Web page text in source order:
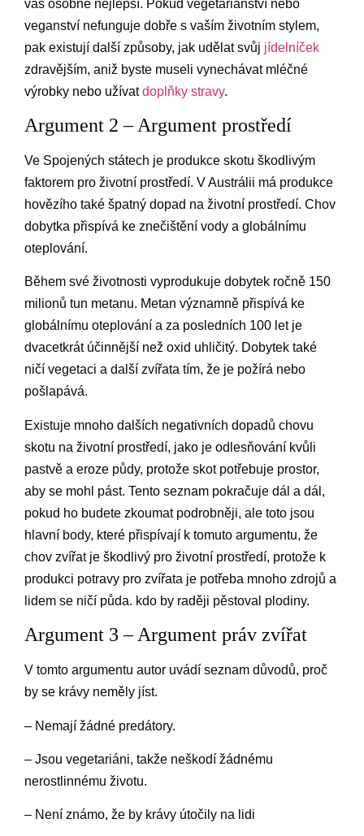
vás osobně nejlepší. Pokud vegetariánství nebo
veganství nefunguje dobře s vaším životním stylem,
pak existují další způsoby, jak udělat svůj jídelníček
zdravějším, aniž byste museli vynechávat mléčné
výrobky nebo užívatdoplňky stravy.
Argument 2 – Argument prostředí
Ve Spojených státech je produkce skotu škodlivým
faktorem pro životní prostředí. V Austrálii má produkce
hovězího také špatný dopad na životní prostředí. Chov
dobytka přispívá ke znečištění vody a globálnímu
oteplování.
Během své životnosti vyprodukuje dobytek ročně 150
milionů tun metanu. Metan významně přispívá ke
globálnímu oteplování a za posledních 100 let je
dvacetkrát účinnější než oxid uhličitý. Dobytek také
ničí vegetaci a další zvířata tím, že je požírá nebo
pošlapává.
Existuje mnoho dalších negativních dopadů chovu
skotu na životní prostředí, jako je odlesňování kvůli
pastvě a eroze půdy, protože skot potřebuje prostor,
aby se mohl pást. Tento seznam pokračuje dál a dál,
pokud ho budete zkoumat podrobněji, ale toto jsou
hlavní body, které přispívají k tomuto argumentu, že
chov zvířat je škodlivý pro životní prostředí, protože k
produkci potravy pro zvířata je potřeba mnoho zdrojů a
lidem se ničí půda. kdo by raději pěstoval plodiny.
Argument 3 – Argument práv zvířat
V tomto argumentu autor uvádí seznam důvodů, proč
by se krávy neměly jíst.
– Nemají žádné predátory.
– Jsou vegetariáni, takže neškodí žádnému
nerostlinnému životu.
– Není známo, že by krávy útočily na lidi